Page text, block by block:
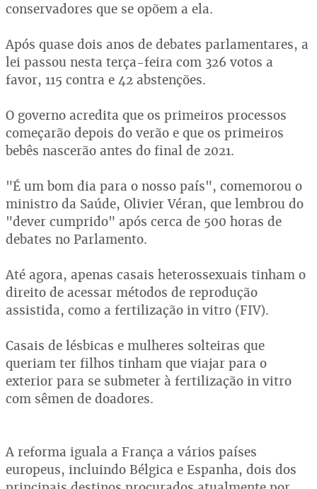
conservadores que se opõem a ela.
Após quase dois anos de debates parlamentares, a
lei passou nesta terça-feira com 326 votos a
favor, 115 contra e 42 abstenções.
O governo acredita que os primeiros processos
começarão depois do verão e que os primeiros
bebês nascerão antes do final de 2021.
"É um bom dia para o nosso país", comemorou o
ministro da Saúde, Olivier Véran, que lembrou do
"dever cumprido" após cerca de 500 horas de
debates no Parlamento.
Até agora, apenas casais heterossexuais tinham o
direito de acessar métodos de reprodução
assistida, como a fertilização in vitro (FIV).
Casais de lésbicas e mulheres solteiras que
queriam ter filhos tinham que viajar para o
exterior para se submeter à fertilização in vitro
com sêmen de doadores.
A reforma iguala a França a vários países
europeus, incluindo Bélgica e Espanha, dois dos